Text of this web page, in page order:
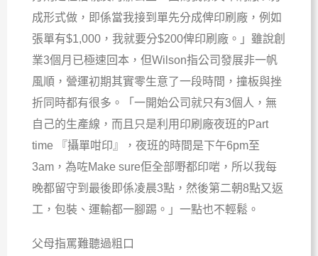
成形式做，即係當我接到單先分成俾印刷廠，例如
張單有$1,000，我就要分$200俾印刷廠。」雖說創
業3個月已極速回本，但Wilson指公司發展非一帆
風順，營運初期其實零生意了一段時間，撞板與挫
折同時都有很多。「一開始公司就只有3個人，無
自己的生產線，而且只是利用印刷廠夜班的Part
time 『攝單咁印』，夜班的時間是下午6pm至
3am，為咗Make sure佢全部嘢都印啱，所以我每
晚都留守到最後即係凌晨3點，然後第二朝8點又返
工，包裝、運輸都一腳踢。」一點也不輕鬆。
父母指罵難聽過粗口